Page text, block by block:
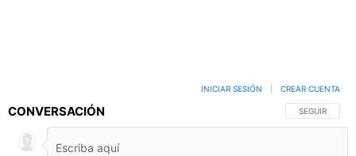
CONVERSACIÓN SIGA ESTA
SEGUIR
INICIAR SESIÓN CREAR CUENTA